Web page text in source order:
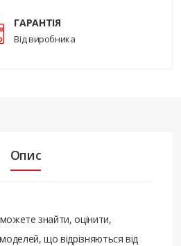
ГАРАНТІЯ
Від виробника
Опис
знайти, оцінити,
що відрізняються від